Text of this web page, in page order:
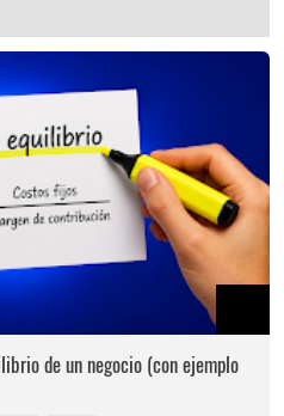
de un negocio (con ejemplo